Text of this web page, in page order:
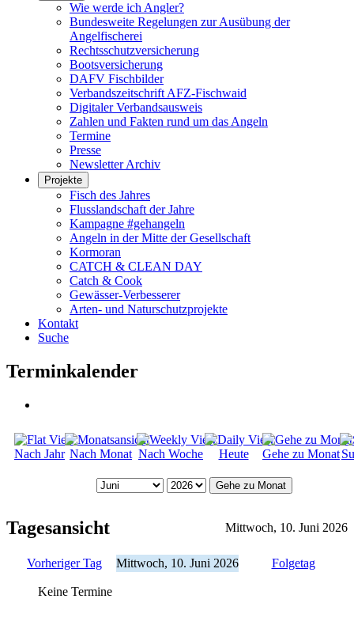
Wie werde ich Angler?
Bundesweite Regelungen zur Ausübung der
Angelfischerei
Rechtsschutzversicherung
Bootsversicherung
DAFV Fischbilder
Verbandszeitschrift AFZ-Fischwaid
Digitaler Verbandsausweis
Zahlen und Fakten rund um das Angeln
Termine
Presse
Newsletter Archiv
Projekte
Fisch des Jahres
Flusslandschaft der Jahre
Kampagne #gehangeln
Angeln in der Mitte der Gesellschaft
Kormoran
CATCH & CLEAN DAY
Catch & Cook
Gewässer-Verbesserer
Arten- und Naturschutzprojekte
Kontakt
Suche
Terminkalender
Nach Jahr Nach Monat Nach Woche Heute Gehe zu Monat
Gehe zu Monat
Tagesansicht Mittwoch, 10. Juni 2026
Vorheriger Tag Mittwoch, 10. Juni 2026 Folgetag
Keine Termine